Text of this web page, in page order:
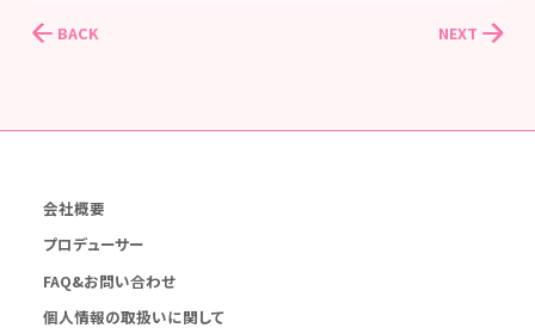
BACK NEXT
会社概要
プロデューサー
FAQ&お問い合わせ
個人情報の取扱いに関して